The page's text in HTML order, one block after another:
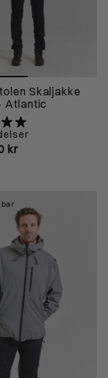
Skaljakke
Atlantic
kr